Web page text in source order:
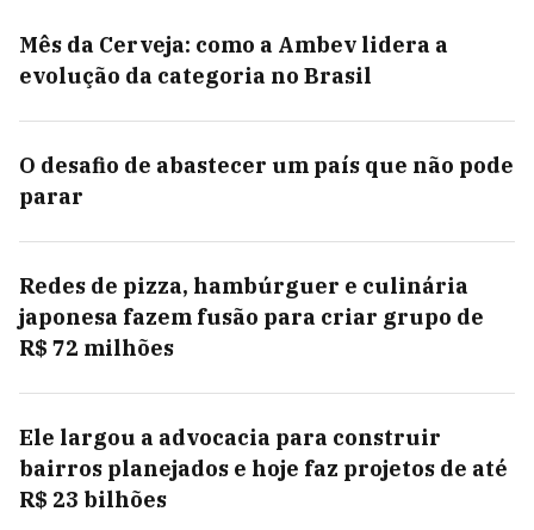
Mês da Cerveja: como a Ambev lidera a
evolução da categoria no Brasil
O desafio de abastecer um país que não pode
parar
Redes de pizza, hambúrguer e culinária
japonesa fazem fusão para criar grupo de
R$ 72 milhões
Ele largou a advocacia para construir
bairros planejados e hoje faz projetos de até
R$ 23 bilhões